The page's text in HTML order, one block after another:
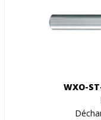
WXO-